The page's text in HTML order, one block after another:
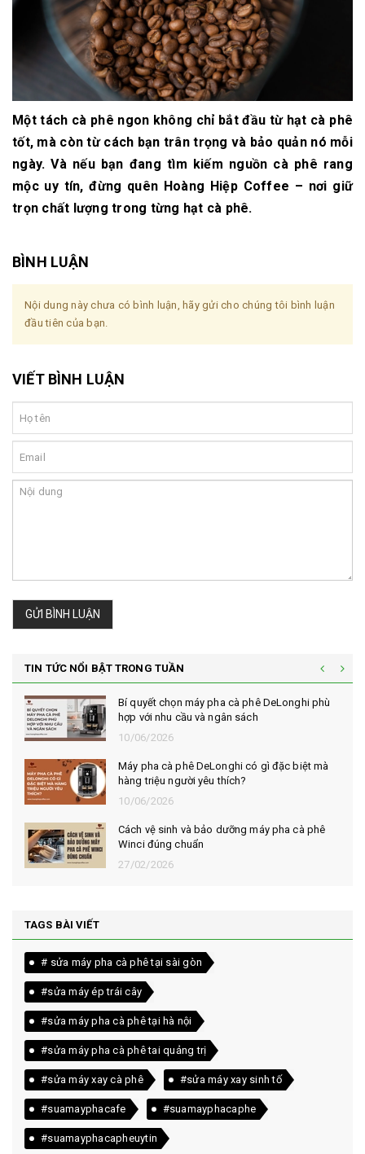
Một tách cà phê ngon không chỉ bắt đầu từ hạt cà phê
tốt, mà còn từ cách bạn trân trọng và bảo quản nó mỗi
ngày. Và nếu bạn đang tìm kiếm nguồn cà phê rang
mộc uy tín, đừng quên Hoàng Hiệp Coffee – nơi giữ
trọn chất lượng trong từng hạt cà phê.
BÌNH LUẬN
Nội dung này chưa có bình luận, hãy gửi cho chúng tôi bình luận
đầu tiên của bạn.
VIẾT BÌNH LUẬN
GỬI BÌNH LUẬN
TIN TỨC NỔI BẬT TRONG TUẦN
Bí quyết chọn máy pha cà phê DeLonghi phù
hợp với nhu cầu và ngân sách
10/06/2026
Máy pha cà phê DeLonghi có gì đặc biệt mà
hàng triệu người yêu thích?
10/06/2026
Cách vệ sinh và bảo dưỡng máy pha cà phê
Winci đúng chuẩn
27/02/2026
TAGS BÀI VIẾT
# sửa máy pha cà phê tại sài gòn
#sửa máy ép trái cây
#sửa máy pha cà phê tại hà nội
#sửa máy pha cà phê tai quảng trị
#sửa máy xay cà phê #sửa máy xay sinh tố
#suamayphacafe #suamayphacaphe
#suamayphacapheuytin